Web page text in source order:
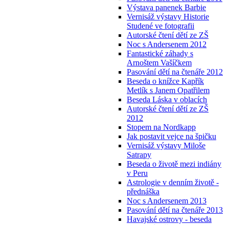
Výstava panenek Barbie
Vernisáž výstavy Historie
Studené ve fotografii
Autorské čtení dětí ze ZŠ
Noc s Andersenem 2012
Fantastické záhady s
Arnoštem Vašíčkem
Pasování dětí na čtenáře 2012
Beseda o knížce Kapřík
Metlík s Janem Opatřilem
Beseda Láska v oblacích
Autorské čtení dětí ze ZŠ
2012
Stopem na Nordkapp
Jak postavit vejce na špičku
Vernisáž výstavy Miloše
Satrapy
Beseda o životě mezi indiány
v Peru
Astrologie v denním životě -
přednáška
Noc s Andersenem 2013
Pasování dětí na čtenáře 2013
Havajské ostrovy - beseda